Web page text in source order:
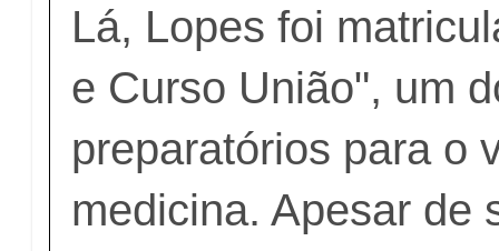
Lá, Lopes foi
e Curso União", um
preparatórios para o
medicina. Apesar de